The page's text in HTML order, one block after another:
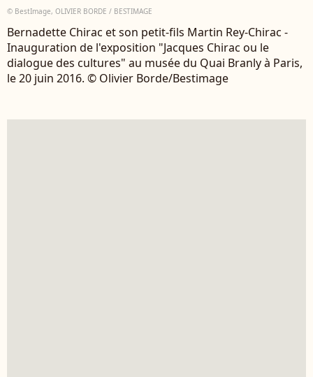
© BestImage, OLIVIER BORDE / BESTIMAGE
Bernadette Chirac et son petit-fils Martin Rey-Chirac -
Inauguration de l'exposition "Jacques Chirac ou le
dialogue des cultures" au musée du Quai Branly à Paris,
le 20 juin 2016. © Olivier Borde/Bestimage